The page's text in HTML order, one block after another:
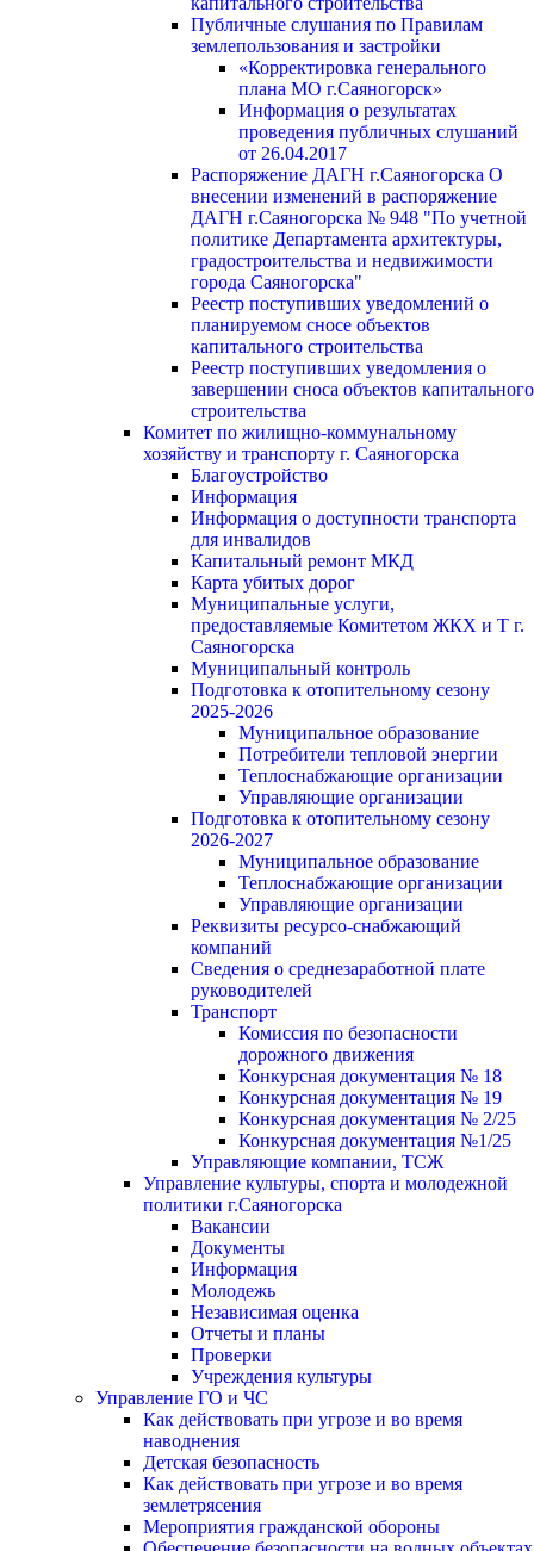
Публичные слушания по Правилам
землепользования и застройки
«Корректировка генерального
плана МО г.Саяногорск»
Информация о результатах
проведения публичных слушаний
от 26.04.2017
Распоряжение ДАГН г.Саяногорска О
внесении изменений в распоряжение
ДАГН г.Саяногорска № 948 "По учетной
политике Департамента архитектуры,
градостроительства и недвижимости
города Саяногорска"
Реестр поступивших уведомлений о
планируемом сносе объектов
капитального строительства
Реестр поступивших уведомления о
завершении сноса объектов капитального
строительства
Комитет по жилищно-коммунальному
хозяйству и транспорту г. Саяногорска
Благоустройство
Информация
Информация о доступности транспорта
для инвалидов
Капитальный ремонт МКД
Карта убитых дорог
Муниципальные услуги,
предоставляемые Комитетом ЖКХ и Т г.
Саяногорска
Муниципальный контроль
Подготовка к отопительному сезону
2025-2026
Муниципальное образование
Потребители тепловой энергии
Теплоснабжающие организации
Управляющие организации
Подготовка к отопительному сезону
2026-2027
Муниципальное образование
Теплоснабжающие организации
Управляющие организации
Реквизиты ресурсо-снабжающий
компаний
Сведения о среднезаработной плате
руководителей
Транспорт
Комиссия по безопасности
дорожного движения
Конкурсная документация № 18
Конкурсная документация № 19
Конкурсная документация № 2/25
Конкурсная документация №1/25
Управляющие компании, ТСЖ
Управление культуры, спорта и молодежной
политики г.Саяногорска
Вакансии
Документы
Информация
Молодежь
Независимая оценка
Отчеты и планы
Проверки
Учреждения культуры
Управление ГО и ЧС
Как действовать при угрозе и во время
наводнения
Детская безопасность
Как действовать при угрозе и во время
землетрясения
Мероприятия гражданской обороны